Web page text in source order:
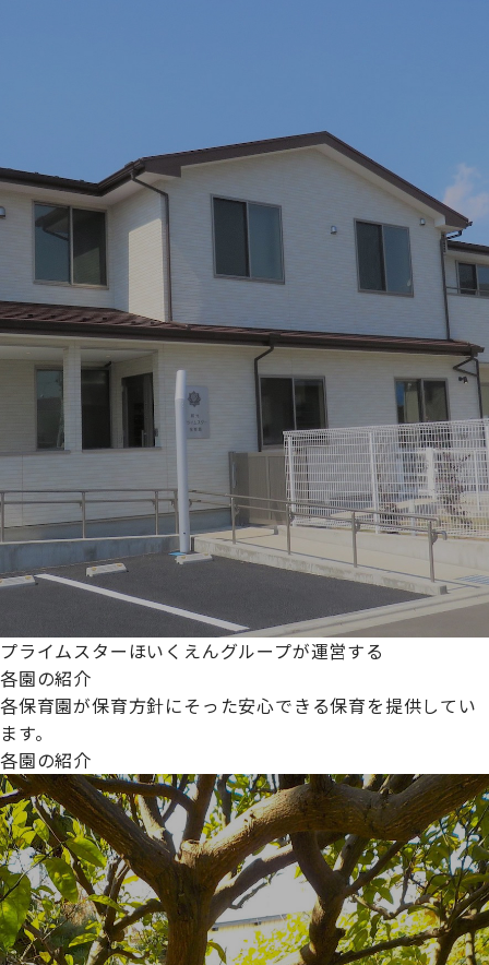
プライムスターほいくえんグループが運営する
各園の紹介
各保育園が保育方針にそった安心できる保育を提供してい
ます。
各園の紹介